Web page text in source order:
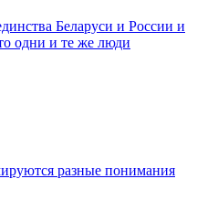
Беларуси и России и
одни и те же люди
разные понимания